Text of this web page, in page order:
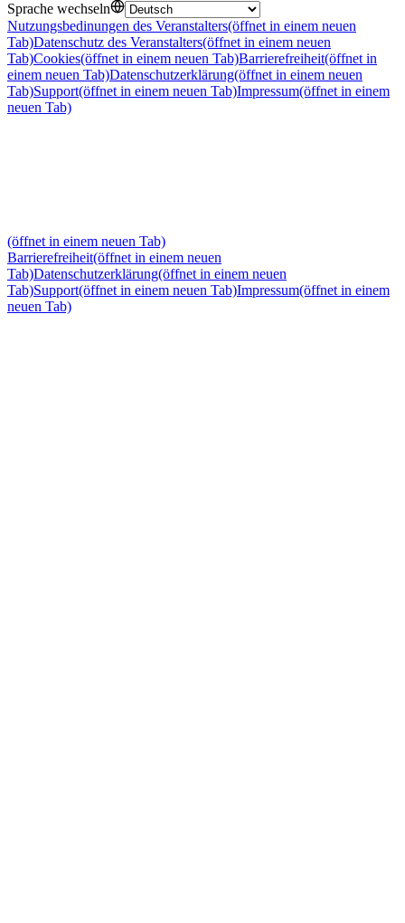
Sprache wechseln
Nutzungsbedinungen des Veranstalters(öffnet in einem neuen
Tab)Datenschutz des Veranstalters(öffnet in einem neuen
Tab)Cookies(öffnet in einem neuen Tab)Barrierefreiheit(öffnet in
einem neuen Tab)Datenschutzerklärung(öffnet in einem neuen
Tab)Support(öffnet in einem neuen Tab)Impressum(öffnet in einem
neuen Tab)
(öffnet in einem neuen Tab)
Barrierefreiheit(öffnet in einem neuen
Tab)Datenschutzerklärung(öffnet in einem neuen
Tab)Support(öffnet in einem neuen Tab)Impressum(öffnet in einem
neuen Tab)